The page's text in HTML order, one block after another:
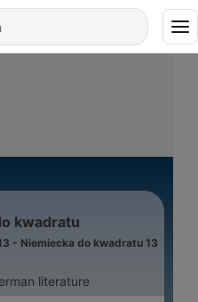
kwadratu
- Niemiecka do kwadratu 13
literature